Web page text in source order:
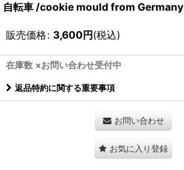
自転車 /cookie mould from Germany
販売価格: 3,600円(税込)
在庫数 ×お問い合わせ受付中
返品特約に関する重要事項
お問い合わせ
お気に入り登録